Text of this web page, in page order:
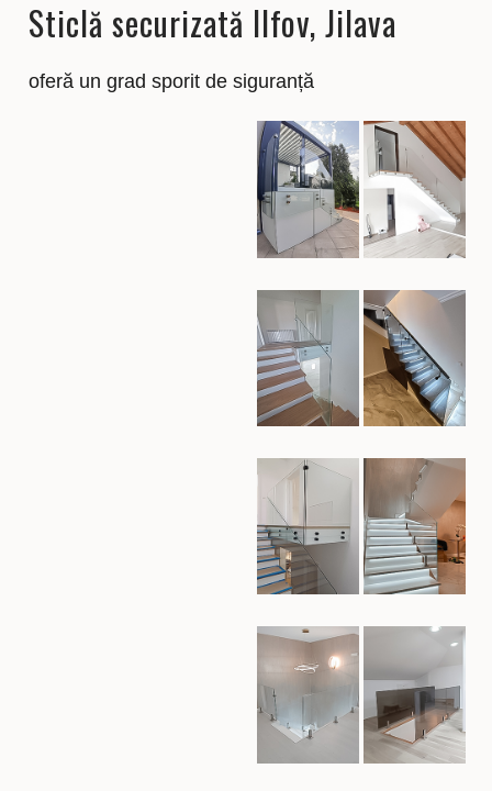
Sticlă securizată Ilfov, Jilava
oferă un grad sporit de siguranță